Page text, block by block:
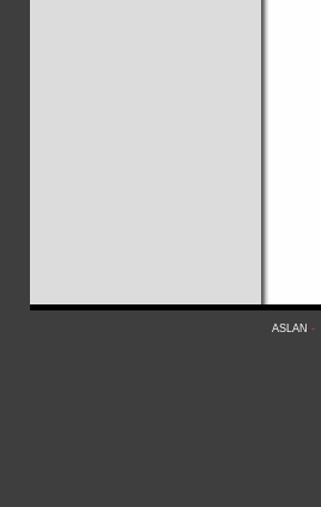
ASLAN -